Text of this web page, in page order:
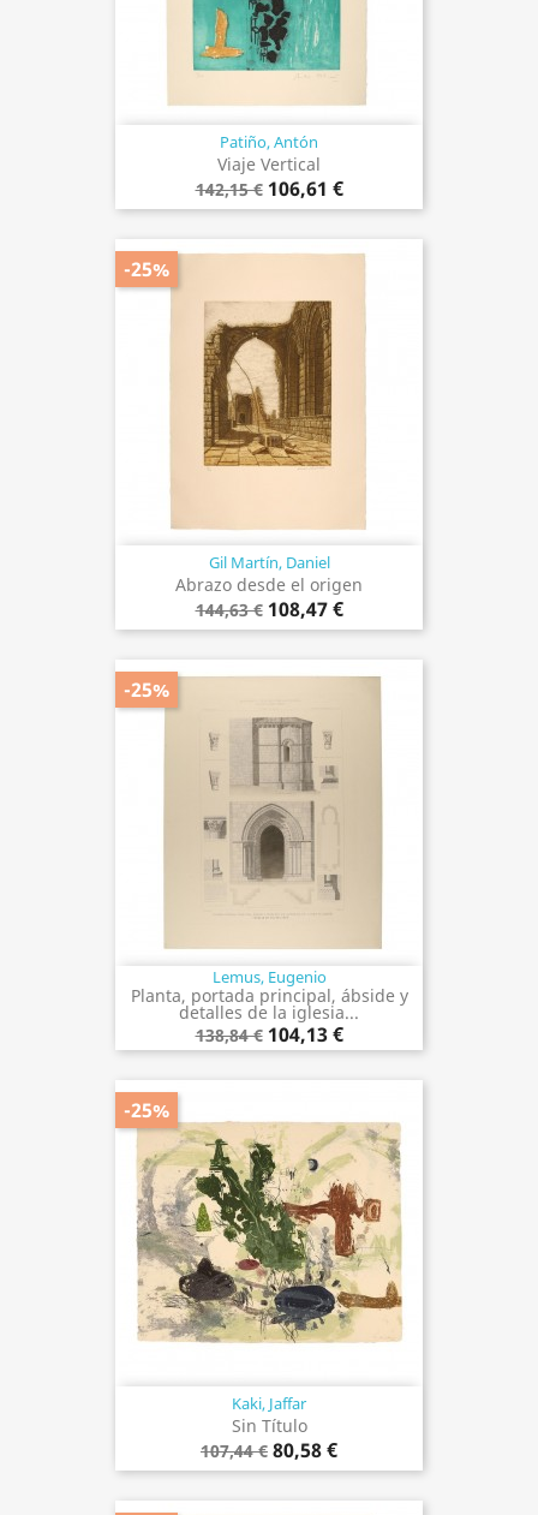
Patiño, Antón
Viaje Vertical
142,15 € 106,61 €
Gil Martín, Daniel
Abrazo desde el origen
144,63 € 108,47 €
-25%
Lemus, Eugenio
Planta, portada principal, ábside y
detalles de la iglesia...
138,84 € 104,13 €
-25%
Kaki, Jaffar
Sin Título
107,44 € 80,58 €
-25%